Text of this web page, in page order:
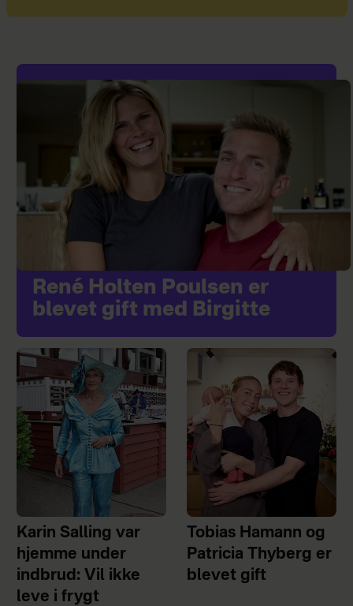
René Holten Poulsen er
blevet gift med Birgitte
Karin Salling var
hjemme under
indbrud: Vil ikke
leve i frygt
Tobias Hamann og
Patricia Thyberg er
blevet gift